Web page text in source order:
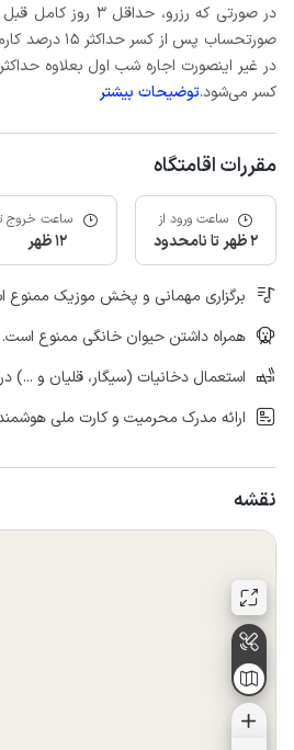
در صورتی که رزرو،
صورتحساب پس از
کسر می‌شود.توضیحات بیشتر
مقررات اقامتگاه
ساعت ورود از
2 ظهر تا نامحدود
ساعت خروج
12 ظهر
برگزاری مهمانی و پخش موزیک ممنوع
همراه داشتن حیوان خانگی ممنوع است.
استعمال دخانیات (سیگار، قلیان و ...)
ارائه مدرک محرمیت و کارت ملی
نقشه